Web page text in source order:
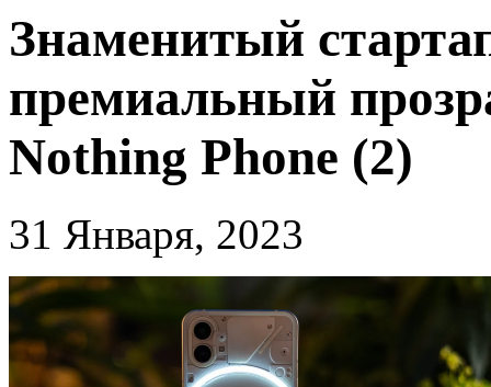
Знаменитый
премиальный
Nothing Phone (2)
31 Января, 2023